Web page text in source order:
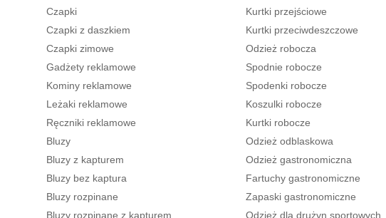
Czapki
Czapki z daszkiem
Czapki zimowe
Gadżety reklamowe
Kominy reklamowe
Leżaki reklamowe
Ręczniki reklamowe
Bluzy
Bluzy z kapturem
Bluzy bez kaptura
Bluzy rozpinane
Bluzy rozpinane z kapturem
Kurtki przejściowe
Kurtki przeciwdeszczowe
Odzież robocza
Spodnie robocze
Spodenki robocze
Koszulki robocze
Kurtki robocze
Odzież odblaskowa
Odzież gastronomiczna
Fartuchy gastronomiczne
Zapaski gastronomiczne
Odzież dla drużyn sportowych